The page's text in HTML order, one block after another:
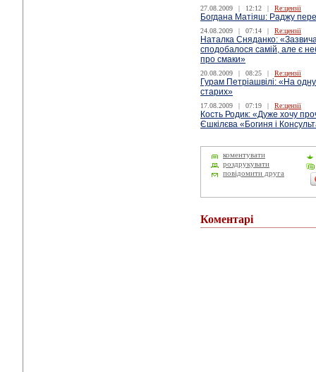
27.08.2009 | 12:12 | Re:цензії
Богдана Матіяш: Раджу
24.08.2009 | 07:14 | Re:цензії
Наталка Сняданко:
сподобалося самій, але є
про смаки»
20.08.2009 | 08:25 | Re:цензії
Гурам Петріашвілі: «На
старих»
17.08.2009 | 07:19 | Re:цензії
Кость Родик: «Дуже хочу
Єшкілєва «Богиня і
коментувати
роздрукувати
повідомити друга
Коментарі